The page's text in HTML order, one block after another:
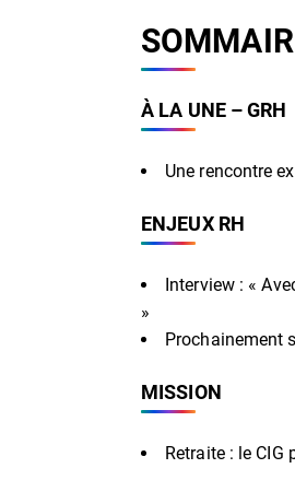
À LA UNE – GRH
Une rencontre
ENJEUX RH
Interview : «
»
Prochainement
MISSION
Retraite : le